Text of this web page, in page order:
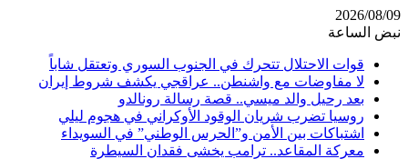
2026/08/09
نبض الساعة
قوات الاحتلال تتحرك في الجنوب السوري وتعتقل شاباً
لا مفاوضات مع واشنطن.. عراقجي يكشف شروط إيران
بعد رحيل والد ميسي.. قصة رسالة رونالدو
روسيا تضرب شريان الوقود الأوكراني في هجوم ليلي
اشتباكات بين الأمن و”الحرس الوطني” في السويداء
معركة المقاعد.. ترامب يخشى فقدان السيطرة